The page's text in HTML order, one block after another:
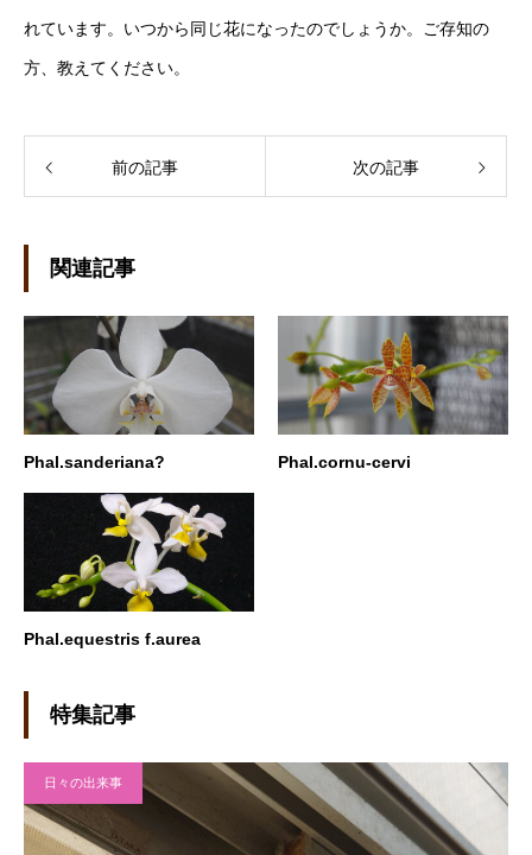
れています。いつから同じ花になったのでしょうか。ご存知の
方、教えてください。
前の記事 次の記事
関連記事
Phal.sanderiana? Phal.cornu-cervi
Phal.equestris f.aurea
特集記事
日々の出来事